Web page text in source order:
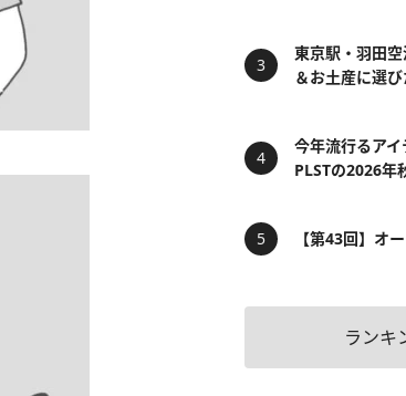
東京駅・羽田
＆お土産に選
今年流行るア
PLSTの2026年
【第43回】オ
ランキ